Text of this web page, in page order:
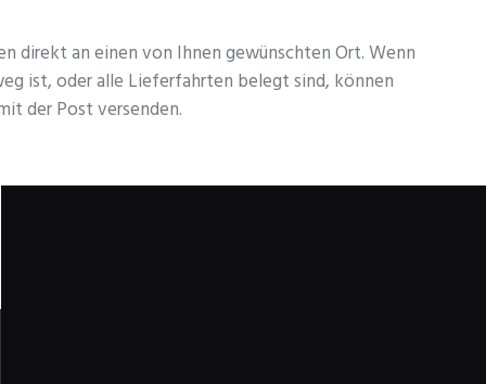
direkt an einen von Ihnen gewünschten Ort. Wenn
ist, oder alle Lieferfahrten belegt sind, können
der Post versenden.